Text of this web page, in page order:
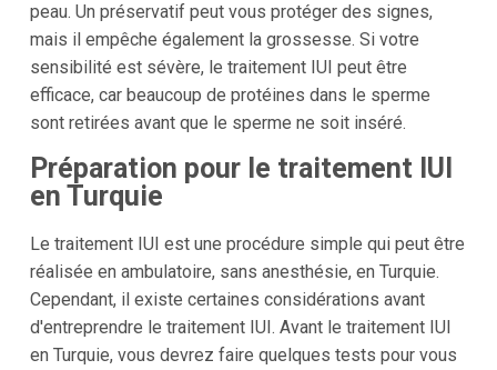
peau. Un préservatif peut vous protéger des signes,
mais il empêche également la grossesse. Si votre
sensibilité est sévère, le traitement IUI peut être
efficace, car beaucoup de protéines dans le sperme
sont retirées avant que le sperme ne soit inséré.
Préparation pour le traitement IUI
en Turquie
Le traitement IUI est une procédure simple qui peut être
réalisée en ambulatoire, sans anesthésie, en Turquie.
Cependant, il existe certaines considérations avant
d'entreprendre le traitement IUI. Avant le traitement IUI
en Turquie, vous devrez faire quelques tests pour vous